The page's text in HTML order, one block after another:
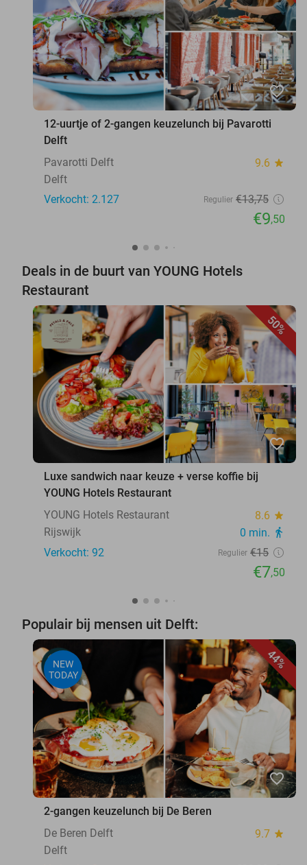
favorite_border
12-uurtje of 2-gangen keuzelunch bij Pavarotti
Delft
Pavarotti Delft
9.6 star
Delft
Verkocht: 2.127
Regulier €13,75
€9,50
Deals in de buurt van YOUNG Hotels
Restaurant
50%
favorite_border
Luxe sandwich naar keuze + verse koffie bij
YOUNG Hotels Restaurant
YOUNG Hotels Restaurant
8.6 star
Rijswijk 0 min. directions_walk
Verkocht: 92 Regulier €15
€7,50
Populair bij mensen uit Delft:
44%
NEW
TODAY
favorite_border
2-gangen keuzelunch bij De Beren
De Beren Delft
9.7 star
Delft